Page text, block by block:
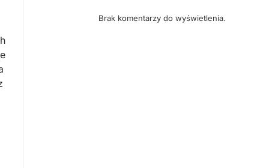
Brak komentarzy do wyświetlenia.